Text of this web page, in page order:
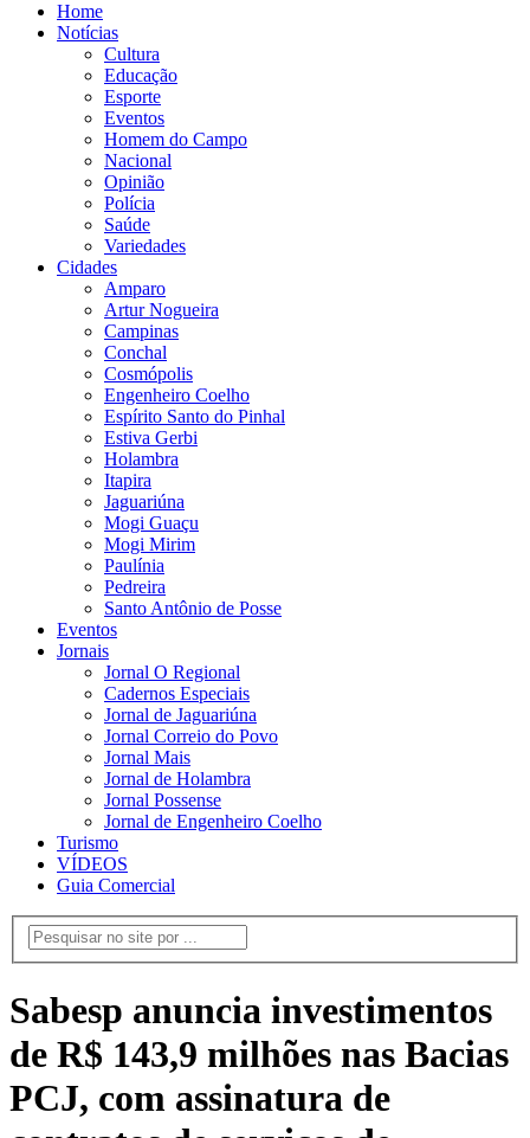
Home
Notícias
Cultura
Educação
Esporte
Eventos
Homem do Campo
Nacional
Opinião
Polícia
Saúde
Variedades
Cidades
Amparo
Artur Nogueira
Campinas
Conchal
Cosmópolis
Engenheiro Coelho
Espírito Santo do Pinhal
Estiva Gerbi
Holambra
Itapira
Jaguariúna
Mogi Guaçu
Mogi Mirim
Paulínia
Pedreira
Santo Antônio de Posse
Eventos
Jornais
Jornal O Regional
Cadernos Especiais
Jornal de Jaguariúna
Jornal Correio do Povo
Jornal Mais
Jornal de Holambra
Jornal Possense
Jornal de Engenheiro Coelho
Turismo
VÍDEOS
Guia Comercial
Sabesp anuncia investimentos
de R$ 143,9 milhões nas Bacias
PCJ, com assinatura de